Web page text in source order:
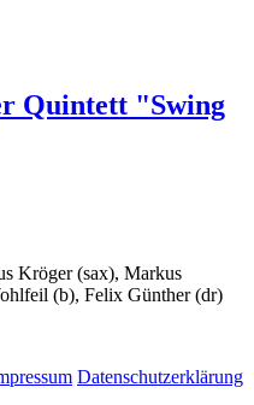
Quintett "Swing
Kröger(sax), Markus
(b), Felix Günther(dr)
Datenschutzerklärung